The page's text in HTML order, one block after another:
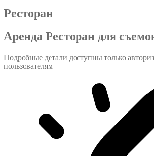
Ресторан
Аренда Ресторан для
Подробные детали доступны только
пользователям